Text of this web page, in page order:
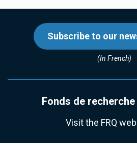
Subscribe to our
(In French)
Fonds de recherche
Visit the FRQ